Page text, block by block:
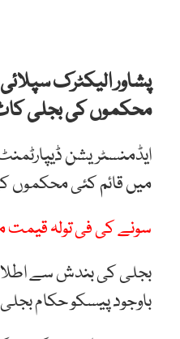
پشاور الیکٹرک
محکموں کی بجلی
میں قائم کئی محکموں کے دفاتر 24 گھنٹے سے
سونے کی فی تولہ قیمت میں مزید
بجلی کی بندش سے
باوجود پیسکو حکام